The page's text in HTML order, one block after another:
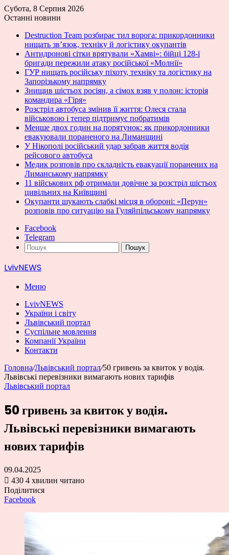
Субота, 8 Серпня 2026
Останні новини
Destruction Team розбирає тил ворога: прикордонники
нищать зв’язок, техніку й логістику окупантів
Антидронові сітки врятували «Хамві»: бійці 128-ї
бригади пережили атаку російської «Молнії»
ГУР нищать російську піхоту, техніку та логістику на
Запорізькому напрямку
Знищив шістьох росіян, а сімох взяв у полон: історія
командира «Гіря»
Розстріл автобуса змінив її життя: Олеся стала
військовою і тепер підтримує побратимів
Менше двох годин на порятунок: як прикордонники
евакуювали пораненого на Лиманщині
У Нікополі російський удар забрав життя водія
рейсового автобуса
Медик розповів про складність евакуації поранених на
Лиманському напрямку
11 військових рф отримали довічне за розстріл шістьох
цивільних на Київщині
Окупанти шукають слабкі місця в обороні: «Перун»
розповів про ситуацію на Гуляйпільському напрямку
Facebook
Telegram
Пошук
LvivNEWS
Меню
LvivNEWS
України і світу
Львівський портал
Суспільне мовлення
Компанії України
Контакти
Головна/Львівський портал/50 гривень за квиток у водія.
Львівські перевізники вимагають нових тарифів
Львівський портал
50 гривень за квиток у водія.
Львівські перевізники вимагають
нових тарифів
09.04.2025
430 4 хвилин читано
Поділитися
Facebook